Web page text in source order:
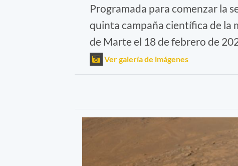
Programada para comenzar la
quinta campaña científica de la
de Marte el 18 de febrero de
Ver galería de imágenes